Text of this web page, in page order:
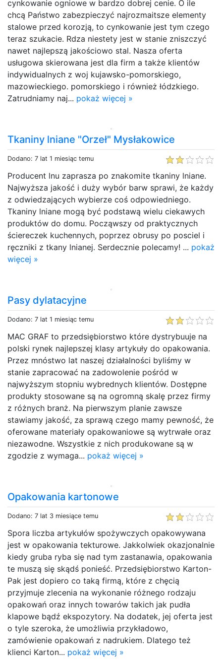
cynkowanie ogniowe w bardzo dobrej cenie. O ile
chcą Państwo zabezpieczyć najrozmaitsze elementy
stalowe przed korozją, to cynkowanie jest tym czego
teraz szukacie. Rdza niestety jest w stanie zniszczyć
nawet najlepszą jakościowo stal. Nasza oferta
usługowa skierowana jest dla firm a także klientów
indywidualnych z woj kujawsko-pomorskiego,
mazowieckiego. pomorskiego i również łódzkiego.
Zatrudniamy naj... pokaż więcej »
Tkaniny lniane "Orzeł" Mysłakowice
Dodano: 7 lat 1 miesiąc temu
Producent lnu zaprasza po znakomite tkaniny lniane.
Najwyższa jakość i duży wybór barw sprawi, że każdy
z odwiedzających wybierze coś odpowiedniego.
Tkaniny lniane mogą być podstawą wielu ciekawych
produktów do domu. Począwszy od praktycznych
ściereczek kuchennych, poprzez obrusy po posciel i
ręczniki z tkany lnianej. Serdecznie polecamy! ... pokaż
więcej »
Pasy dylatacyjne
Dodano: 7 lat 1 miesiąc temu
MAC GRAF to przedsiębiorstwo które dystrybuuje na
polski rynek najlepszej klasy artykuły do opakowania.
Przez mnóstwo lat naszej działalności byliśmy w
stanie zapracować na zadowolenie pośród w
najwyższym stopniu wybrednych klientów. Dostępne
produkty stosowane są na ogromną skalę przez firmy
z różnych branż. Na pierwszym planie zawsze
stawiamy jakość, za sprawą czego mamy pewność, że
oferowane materiały opakowaniowe są wytrwałe oraz
niezawodne. Wszystkie z nich produkowane są w
zgodzie z wymaga... pokaż więcej »
Opakowania kartonowe
Dodano: 7 lat 3 miesiące temu
Spora liczba artykułów spożywczych opakowywana
jest w opakowania tekturowe. Jakkolwiek okazjonalnie
kiedy gruba ryba się nad tym zastanawia, opakowania
te muszą się skądś ponieść. Przedsiębiorstwo Karton-
Pak jest dopiero co taką firmą, które z chęcią
przyjmuje zlecenia na wykonanie różnego rodzaju
opakowań oraz innych towarów takich jak pudła
klapowe bądź ekspozytory. Na dodatek, jej oferta jest
o tyle szeroka, że umożliwia przykładowo,
zamówienie opakowań z nadrukiem. Dlatego też
klienci Karton... pokaż więcej »